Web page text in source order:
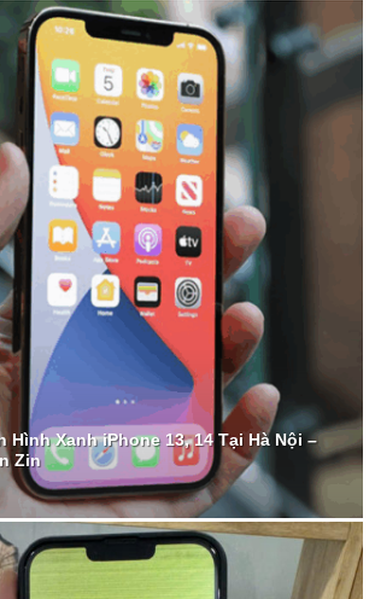
Hình Xanh iPhone 13, 14 Tại Hà Nội –
Zin